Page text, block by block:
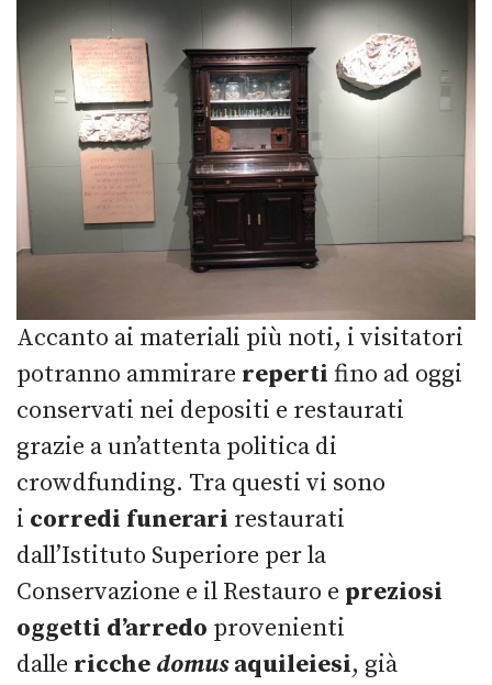
Accanto ai materiali più noti, i visitatori
potranno ammirare reperti fino ad oggi
conservati nei depositi e restaurati
grazie a un’attenta politica di
crowdfunding. Tra questi vi sono
i corredi funerari restaurati
dall’Istituto Superiore per la
Conservazione e il Restauro e preziosi
oggetti d’arredo provenienti
dalle ricche domusaquileiesi, già